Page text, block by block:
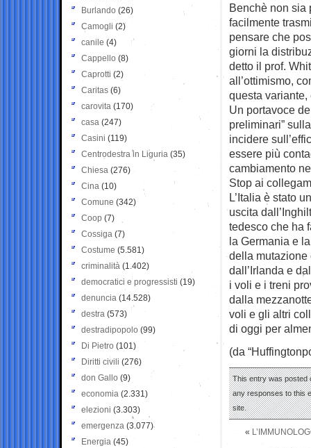
Benchè non sia
facilmente
pensare che
giorni la
detto il prof.
all’ottimismo,
questa variante,
Un portavoce
preliminari”
incidere
essere più
cambiamento
Stop ai
L’Italia è stato
uscita
tedesco che ha
la Germania e
della mutazione
dall’Irlanda e
i voli e i treni
dalla
voli e gli altri
di oggi per
(da
This entry was posted
any responses to this
site.
«
Burlando (26)
Camogli (2)
canile (4)
Cappello (8)
Caprotti (2)
Caritas (6)
carovita (170)
casa (247)
Casini (119)
Centrodestra in Liguria (35)
Chiesa (276)
Cina (10)
Comune (342)
Coop (7)
Cossiga (7)
Costume (5.581)
criminalità (1.402)
democratici e progressisti (19)
denuncia (14.528)
destra (573)
destradipopolo (99)
Di Pietro (101)
Diritti civili (276)
don Gallo (9)
economia (2.331)
elezioni (3.303)
emergenza (3.077)
Energia (45)